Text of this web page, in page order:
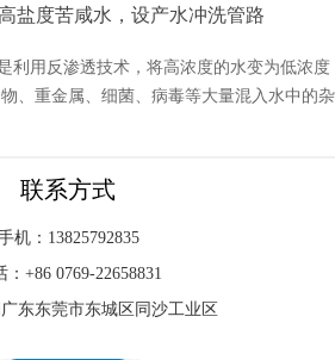
、重金属、细菌、病毒等大量混入水中的杂
饮用规定的理化指标及卫生标准
净化行业经常用到的水处理设备，还有其它
大家分享的主要是它的系统分类，到底EDI
官方解答！
联系方式
机：13825792835
：+86 0769-22658831
东东莞市东城区同沙工业区